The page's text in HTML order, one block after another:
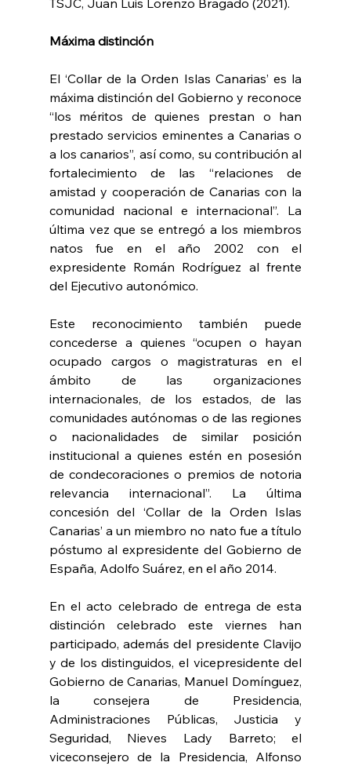
Máxima distinción
El ‘Collar de la Orden Islas Canarias’ es la
máxima distinción del Gobierno y reconoce
“los méritos de quienes prestan o han
prestado servicios eminentes a Canarias o
a los canarios”, así como, su contribución al
fortalecimiento de las “relaciones de
amistad y cooperación de Canarias con la
comunidad nacional e internacional”. La
última vez que se entregó a los miembros
natos fue en el año 2002 con el
expresidente Román Rodríguez al frente
del Ejecutivo autonómico.
Este reconocimiento también puede
concederse a quienes “ocupen o hayan
ocupado cargos o magistraturas en el
ámbito de las organizaciones
internacionales, de los estados, de las
comunidades autónomas o de las regiones
o nacionalidades de similar posición
institucional a quienes estén en posesión
de condecoraciones o premios de notoria
relevancia internacional”. La última
concesión del ‘Collar de la Orden Islas
Canarias’ a un miembro no nato fue a título
póstumo al expresidente del Gobierno de
España, Adolfo Suárez, en el año 2014.
En el acto celebrado de entrega de esta
distinción celebrado este viernes han
participado, además del presidente Clavijo
y de los distinguidos, el vicepresidente del
Gobierno de Canarias, Manuel Domínguez,
la consejera de Presidencia,
Administraciones Públicas, Justicia y
Seguridad, Nieves Lady Barreto; el
viceconsejero de la Presidencia, Alfonso